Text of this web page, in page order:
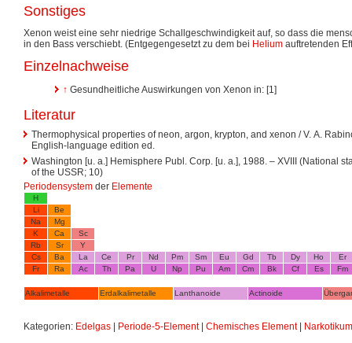
Sonstiges
Xenon weist eine sehr niedrige Schallgeschwindigkeit auf, so dass die
in den Bass verschiebt. (Entgegengesetzt zu dem bei Helium auftretenden
Einzelnachweise
↑ Gesundheitliche Auswirkungen von Xenon in: [1]
Literatur
Thermophysical properties of neon, argon, krypton, and xenon / V. A.
English-language edition ed.
Washington [u. a.] Hemisphere Publ. Corp. [u. a.], 1988. – XVIII (National
of the USSR; 10)
Periodensystem der Elemente
H
Li
Be
Na
Mg
K
Ca
Sc
Rb
Sr
Y
Cs
Ba La Ce Pr Nd Pm Sm Eu Gd Tb Dy Ho
Er
Fr
Ra Ac Th Pa U Np Pu Am Cm Bk Cf Es Fm
Alkalimetalle Erdalkalimetalle Lanthanoide Actinoide
Kategorien: Edelgas | Periode-5-Element| Chemisches Element| Narkotikum